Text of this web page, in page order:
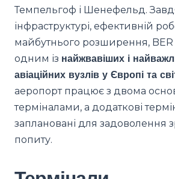
Темпельгоф і Шенефельд.
інфраструктурі, ефективній
майбутнього розширення, BER
одним із найжвавіших і
авіаційних вузлів у Європі та
аеропорт працює з двома
терміналами, а додаткові
заплановані для задоволення
попиту.